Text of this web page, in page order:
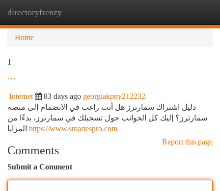
directoryfrenzy
Home
1
```
Internet 83 days ago georgiakpny212232
دليل اشتراك سمارترز هل أنت راغب في الانضمام إلى منصة
سمارترز؟ إليك كل الجوانب حول تسجيلك في سمارترز، بدءًا من
https://www.smartespro.com
Report this page
Comments
Submit a Comment